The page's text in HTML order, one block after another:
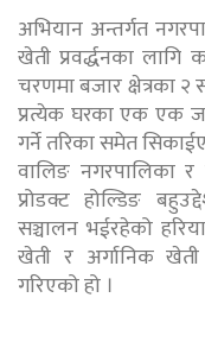
अभियान अन्तर्गत
खेती प्रवर्द्धनका
चरणमा बजार क्षेत्रका
प्रत्येक घरका एक एक
गर्ने तरिका समेत
वालिङ नगरपालिका र
प्रोडक्ट होल्डिङ
सञ्चालन भईरहेको
खेती र अर्गानिक खेती
गरिएको हो ।